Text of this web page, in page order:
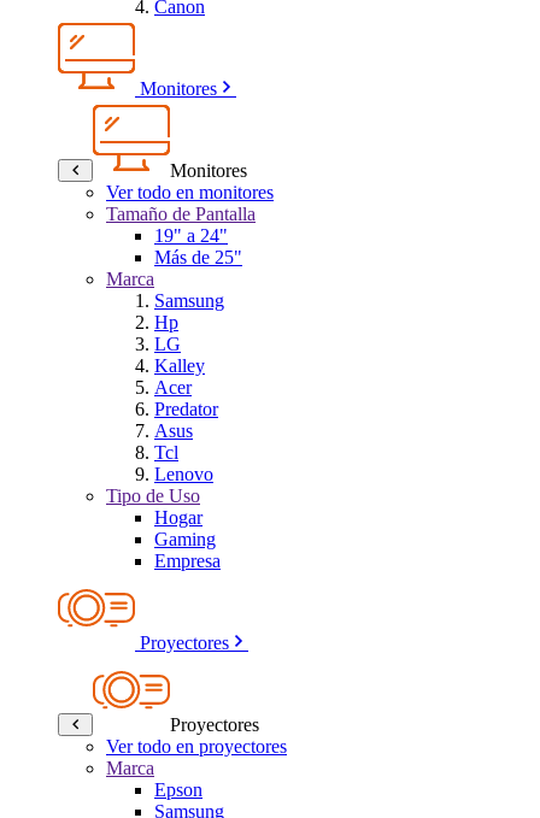
Canon
Monitores
Monitores
Ver todo en monitores
Tamaño de Pantalla
19" a 24"
Más de 25"
Marca
Samsung
Hp
LG
Kalley
Acer
Predator
Asus
Tcl
Lenovo
Tipo de Uso
Hogar
Gaming
Empresa
Proyectores
Proyectores
Ver todo en proyectores
Marca
Epson
Samsung